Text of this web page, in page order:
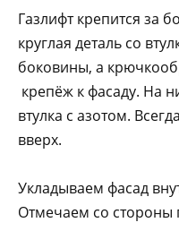
Газлифт крепится за
круглая деталь со
боковины, а
крепёж к фасаду. На
втулка с азотом.
вверх.
Укладываем фасад
Отмечаем со стороны